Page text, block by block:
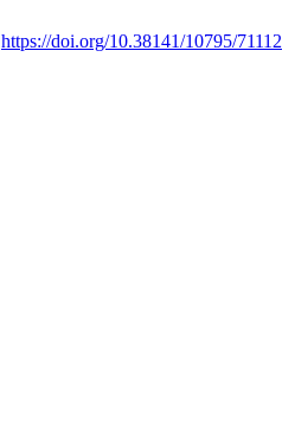
https://doi.org/10.38141/10795/71112